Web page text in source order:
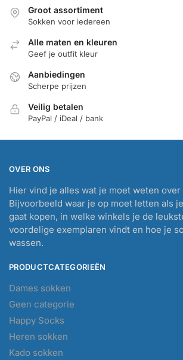
Groot assortiment
Sokken voor iedereen
Alle maten en kleuren
Geef je outfit kleur
Aanbiedingen
Scherpe prijzen
Veilig betalen
PayPal / iDeal / bank
OVER ONS
Hier vind je alles wat je moet weten over
Bijvoorbeeld waar je op moet letten als
gaat kopen, in welke winkels je de
voordelige exemplaren vindt en hoe je
wassen.
PRODUCTCATEGORIEËN
Dames sokken
Geen categorie
Happy Socks
Heren sokken
Kado sokken